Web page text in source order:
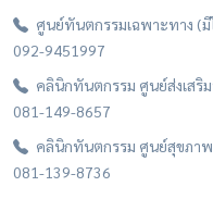
ศูนย์ทันตกรรมเฉพาะทาง (มี
092-9451997
คลินิกทันตกรรม ศูนย์ส่งเสริ
081-149-8657
คลินิกทันตกรรม ศูนย์สุขภา
081-139-8736